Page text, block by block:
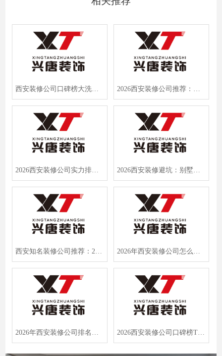
西安装修公司口碑榜大洗牌！2026半包装修报价透明防坑指南 2026西安装修公司推荐：大平层装修还原度超90%的TOP5实力企业
2026西安装修公司实力排名：兴唐装饰等品牌半包全屋避坑指南 2026西安装修避坑：别墅旧房翻新，这5家公司口碑最好
西安知名装修公司推荐：2026口碑前三强实测，业主含泪总结避坑指南 2026年西安装修公司怎么选？实测西安兴唐装饰，半包装修避坑指南
2026年西安装修公司排名出炉，老房改造婚房装修都选它凭啥？ 2026西安装修公司口碑榜TOP5：进口岩板+智能收纳，品质生活首选